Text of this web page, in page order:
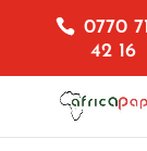
0770
42 16